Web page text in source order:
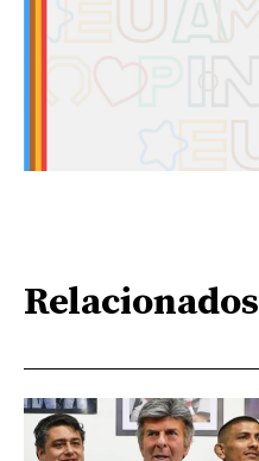
Relacionados